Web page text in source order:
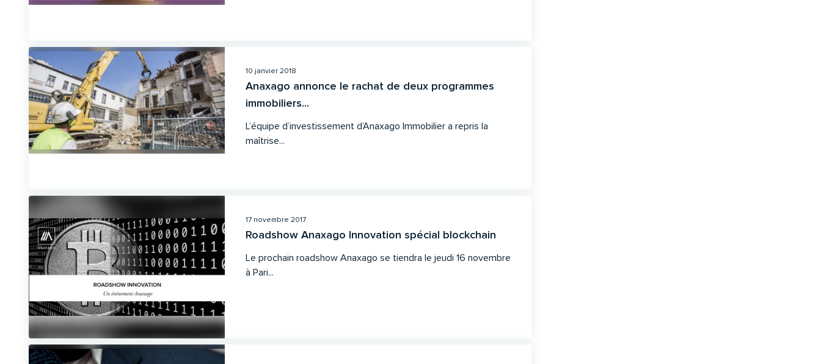
10 janvier 2018
Anaxago annonce le rachat de deux programmes
immobiliers...
L’équipe d’investissement d’Anaxago Immobilier a repris la
maîtrise...
17 novembre 2017
Roadshow Anaxago Innovation spécial blockchain
Le prochain roadshow Anaxago se tiendra le jeudi 16 novembre
à Pari...